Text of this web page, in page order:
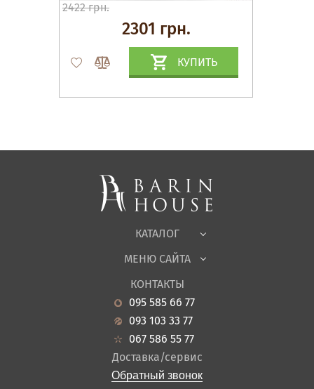
2422 грн.
2301 грн.
КУПИТЬ
КАТАЛОГ
Спальни, Кровати
Корпусная мебель
Офисная мебель
Садовая мебель
Гостиная
Кухня
Прихожие
Ванная
Акции
МЕНЮ САЙТА
О нас
Новости
Гарантия
Кредит
Оплата и доставка
Отзывы
КОНТАКТЫ
095 585 66 77
093 103 33 77
067 586 55 77
Доставка/сервис
Обратный звонок